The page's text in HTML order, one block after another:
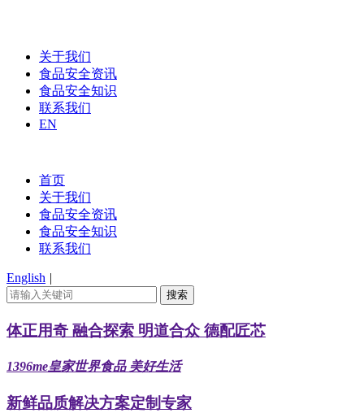
关于我们
食品安全资讯
食品安全知识
联系我们
EN
首页
关于我们
食品安全资讯
食品安全知识
联系我们
English |
体正用奇 融合探索 明道合众 德配匠芯
1396me皇家世界食品 美好生活
新鲜品质解决方案定制专家